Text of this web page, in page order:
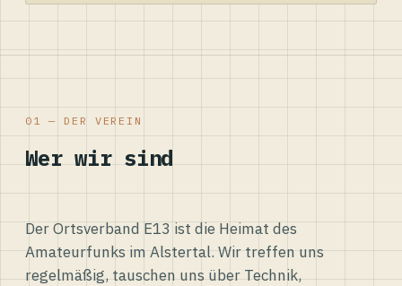
01 — DER VEREIN
Wer wir sind
Der Ortsverband E13 ist die Heimat des
Amateurfunks im Alstertal. Wir treffen uns
regelmäßig, tauschen uns über Technik,